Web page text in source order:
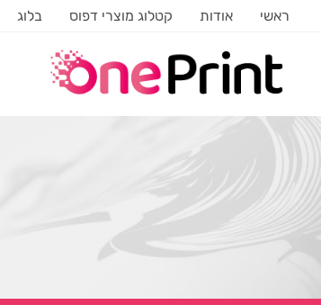
ראשי אודות קטלוג מוצרי דפוס בלוג